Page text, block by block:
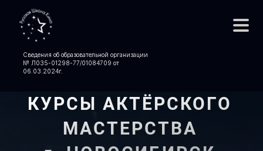
Сведения об образовательной организации
№ Л035-01298-77/01084709 от
06.03.2024г.
КУРСЫ АКТЁРСКОГО
МАСТЕРСТВА